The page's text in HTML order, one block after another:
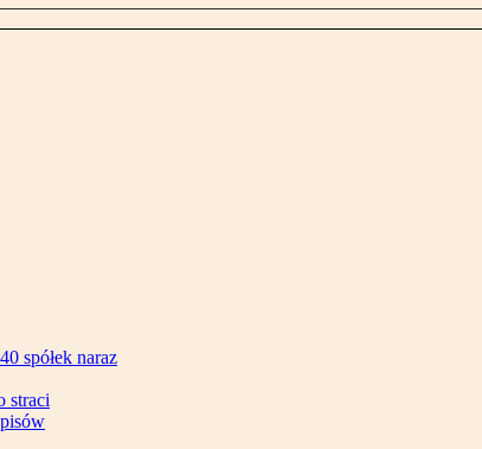
spółek naraz
straci